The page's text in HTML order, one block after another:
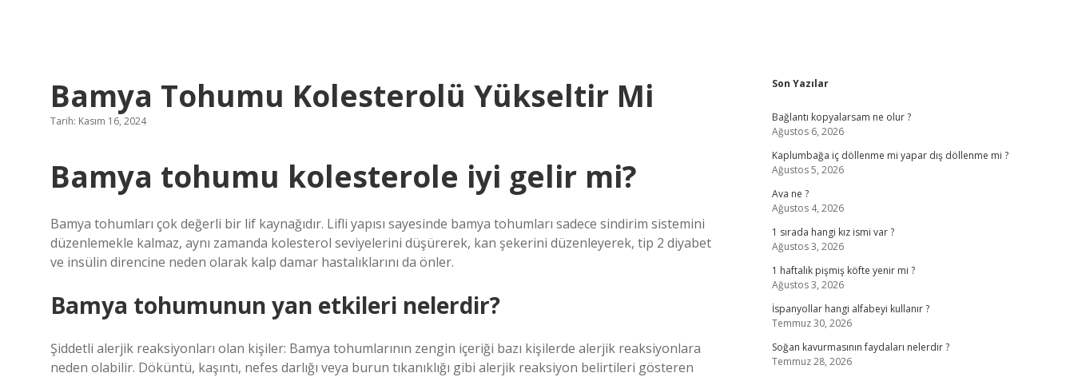
Bamya Tohumu Kolesterolü Yükseltir Mi
Tarih: Kasım 16, 2024
Bamya tohumu kolesterole iyi gelir mi?
Bamya tohumları çok değerli bir lif kaynağıdır. Lifli yapısı sayesinde bamya tohumları sadece sindirim sistemini
düzenlemekle kalmaz, aynı zamanda kolesterol seviyelerini düşürerek, kan şekerini düzenleyerek, tip 2 diyabet
ve insülin direncine neden olarak kalp damar hastalıklarını da önler.
Bamya tohumunun yan etkileri nelerdir?
Şiddetli alerjik reaksiyonları olan kişiler: Bamya tohumlarının zengin içeriği bazı kişilerde alerjik reaksiyonlara
neden olabilir. Döküntü, kaşıntı, nefes darlığı veya burun tıkanıklığı gibi alerjik reaksiyon belirtileri gösteren
Sidebar
Son Yazılar
Bağlantı kopyalarsam ne olur ?
Ağustos 6, 2026
Kaplumbağa iç döllenme mi yapar dış döllenme mi ?
Ağustos 5, 2026
Ava ne ?
Ağustos 4, 2026
1 sırada hangi kız ismi var ?
Ağustos 3, 2026
1 haftalık pişmiş köfte yenir mi ?
Ağustos 3, 2026
İspanyollar hangi alfabeyi kullanır ?
Temmuz 30, 2026
Soğan kavurmasının faydaları nelerdir ?
Temmuz 28, 2026